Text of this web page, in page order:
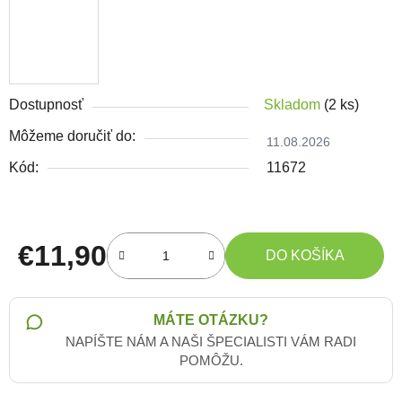
Dostupnosť Skladom (2 ks)
Môžeme doručiť do: 11.08.2026
Kód: 11672
€11,90
Jednotková cena:
DO KOŠÍKA
MÁTE OTÁZKU?
NAPÍŠTE NÁM A NAŠI ŠPECIALISTI VÁM RADI
POMÔŽU.